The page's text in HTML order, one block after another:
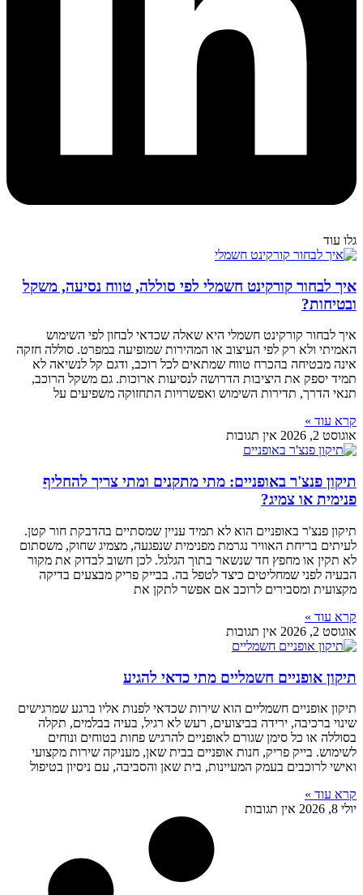
גלו עוד
איך לבחור קורקינט חשמלי לפי סוללה, טווח נסיעה, משקל
ובטיחות?
איך לבחור קורקינט חשמלי היא שאלה שכדאי לבחון לפי השימוש
האמיתי ולא רק לפי העיצוב או המהירות שמופיעה במפרט. סוללה חזקה
אינה מבטיחה בהכרח טווח שמתאים לכל רוכב, ודגם קל לנשיאה לא
תמיד יספק את היציבות הדרושה לנסיעות ארוכות. גם משקל הרוכב,
תנאי הדרך, תדירות השימוש ואפשרויות התחזוקה משפיעים על
קרא עוד »
אוגוסט 2, 2026
אין תגובות
תיקון פנצ'ר באופניים: מתי מתקנים ומתי צריך להחליף
פנימית או צמיג?
תיקון פנצ'ר באופניים הוא לא תמיד עניין שמסתיים בהדבקת חור קטן.
לעיתים בריחת האוויר נגרמת מפנימית שנפגעה, מצמיג שחוק, משסתום
לא תקין או מחפץ חד שנשאר בתוך הגלגל. לכן חשוב לבדוק את מקור
הבעיה לפני שמחליטים כיצד לטפל בה. בבייק פריק מבצעים בדיקה
מקצועית ומסבירים לרוכב אם אפשר לתקן את
קרא עוד »
אוגוסט 2, 2026
אין תגובות
תיקון אופניים חשמליים מתי כדאי להגיע
תיקון אופניים חשמליים הוא שירות שכדאי לפנות אליו ברגע שמרגישים
שינוי ברכיבה, ירידה בביצועים, רעש לא רגיל, בעיה בבלמים, תקלה
בסוללה או כל סימן שגורם לאופניים להרגיש פחות בטוחים ונוחים
לשימוש. בייק פריק, חנות אופניים בבית שאן, מעניקה שירות מקצועי
ואישי לרוכבים בעמק המעיינות, בית שאן והסביבה, עם ניסיון בטיפול
קרא עוד »
יולי 8, 2026
אין תגובות